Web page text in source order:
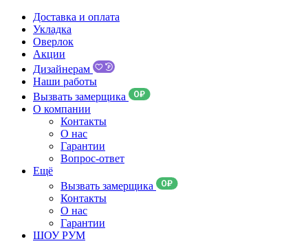
Доставка и оплата
Укладка
Оверлок
Акции
Дизайнерам
Наши работы
Вызвать замерщика
О компании
Контакты
О нас
Гарантии
Вопрос-ответ
Ещё
Вызвать замерщика
Контакты
О нас
Гарантии
ШОУ РУМ